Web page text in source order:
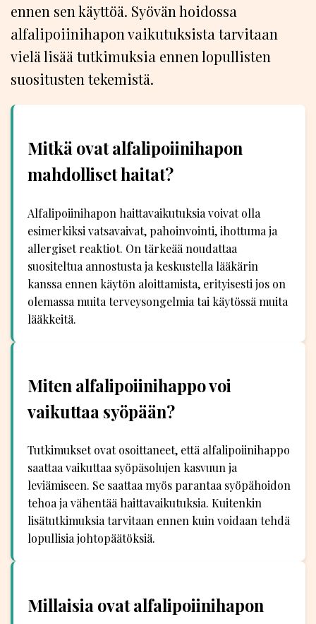
ennen sen käyttöä. Syövän hoidossa
alfalipoiinihapon vaikutuksista tarvitaan
vielä lisää tutkimuksia ennen lopullisten
suositusten tekemistä.
Mitkä ovat alfalipoiinihapon
mahdolliset haitat?
Alfalipoiinihapon haittavaikutuksia voivat olla
esimerkiksi vatsavaivat, pahoinvointi, ihottuma ja
allergiset reaktiot. On tärkeää noudattaa
suositeltua annostusta ja keskustella lääkärin
kanssa ennen käytön aloittamista, erityisesti jos on
olemassa muita terveysongelmia tai käytössä muita
lääkkeitä.
Miten alfalipoiinihappo voi
vaikuttaa syöpään?
Tutkimukset ovat osoittaneet, että alfalipoiinihappo
saattaa vaikuttaa syöpäsolujen kasvuun ja
leviämiseen. Se saattaa myös parantaa syöpähoidon
tehoa ja vähentää haittavaikutuksia. Kuitenkin
lisätutkimuksia tarvitaan ennen kuin voidaan tehdä
lopullisia johtopäätöksiä.
Millaisia ovat alfalipoiinihapon